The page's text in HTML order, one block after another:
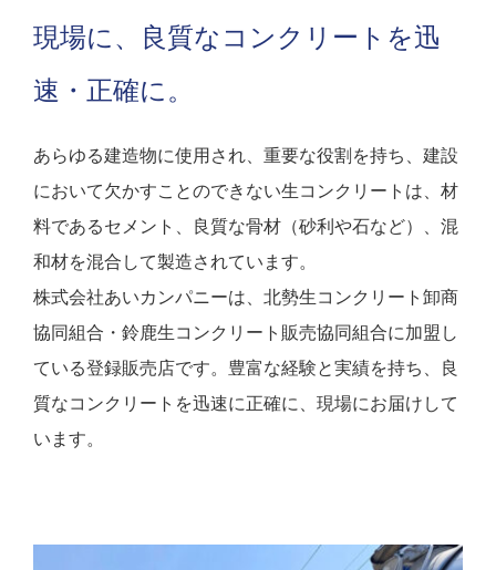
現場に、良質なコンクリートを迅
速・正確に。
あらゆる建造物に使用され、重要な役割を持ち、建設
において欠かすことのできない生コンクリートは、材
料であるセメント、良質な骨材（砂利や石など）、混
和材を混合して製造されています。
株式会社あいカンパニーは、北勢生コンクリート卸商
協同組合・鈴鹿生コンクリート販売協同組合に加盟し
ている登録販売店です。豊富な経験と実績を持ち、良
質なコンクリートを迅速に正確に、現場にお届けして
います。